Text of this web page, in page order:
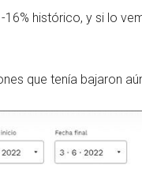
histórico, y si lo
que tenía bajaron